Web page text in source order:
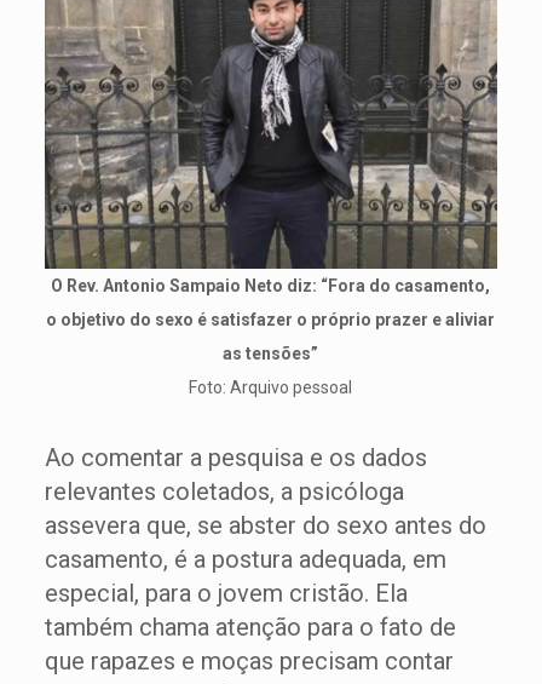
O Rev. Antonio Sampaio Neto diz: “Fora do casamento,
o objetivo do sexo é satisfazer o próprio prazer e aliviar
as tensões”
Foto: Arquivo pessoal
Ao comentar a pesquisa e os dados
relevantes coletados, a psicóloga
assevera que, se abster do sexo antes do
casamento, é a postura adequada, em
especial, para o jovem cristão. Ela
também chama atenção para o fato de
que rapazes e moças precisam contar